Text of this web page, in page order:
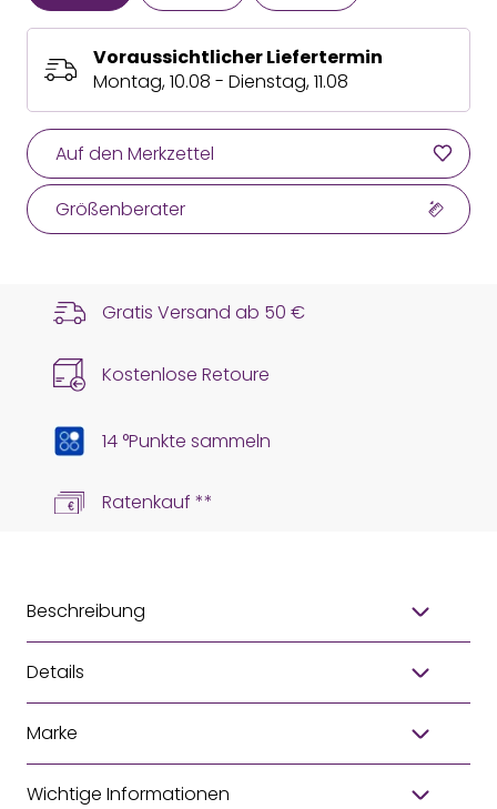
Voraussichtlicher Liefertermin
Montag, 10.08 - Dienstag, 11.08
Auf den Merkzettel
Größenberater
Gratis Versand ab 50 €
Kostenlose Retoure
14 °Punkte sammeln
Ratenkauf **
Beschreibung
Details
Marke
Wichtige Informationen